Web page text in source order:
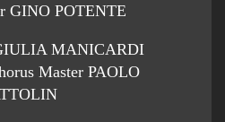
GINO POTENTE
MANICARDI
Master PAOLO